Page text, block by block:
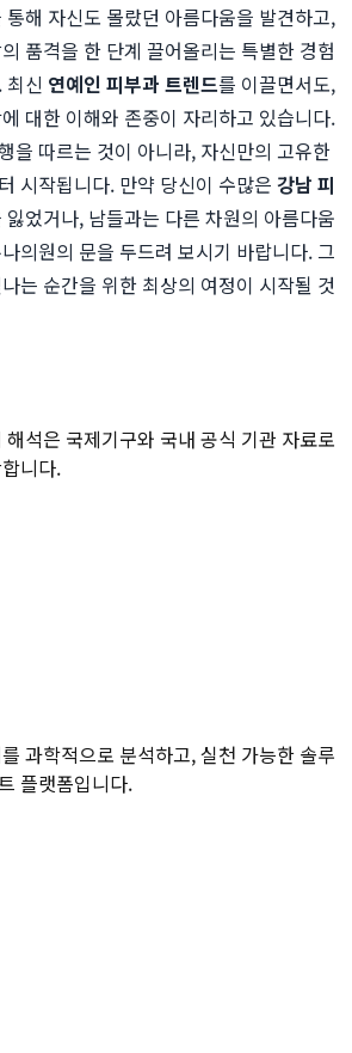
통해 자신도 몰랐던 아름다움을 발견하고,
품격을 한 단계 끌어올리는 특별한 경험
최신 연예인 피부과 트렌드를 이끌면서도,
대한 이해와 존중이 자리하고 있습니다.
을 따르는 것이 아니라, 자신만의 고유한
시작됩니다. 만약 당신이 수많은 강남 피
었거나, 남들과는 다른 차원의 아름다움
의원의 문을 두드려 보시기 바랍니다. 그
는 순간을 위한 최상의 여정이 시작될 것
해석은 국제기구와 국내 공식 기관 자료로
니다.
를 과학적으로 분석하고, 실천 가능한 솔루
플랫폼입니다.